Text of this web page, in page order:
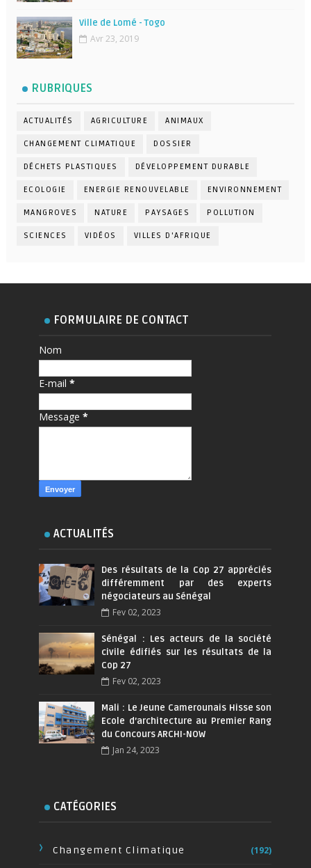
Ville de Lomé - Togo
Avr 23, 2019
RUBRIQUES
ACTUALITÉS AGRICULTURE ANIMAUX
CHANGEMENT CLIMATIQUE DOSSIER
DÉCHETS PLASTIQUES DÉVELOPPEMENT DURABLE
ECOLOGIE ENERGIE RENOUVELABLE ENVIRONNEMENT
MANGROVES NATURE PAYSAGES POLLUTION
SCIENCES VIDÉOS VILLES D'AFRIQUE
FORMULAIRE DE CONTACT
Nom
E-mail*
Message*
ACTUALITÉS
Des résultats de la Cop 27 appréciés
différemment par des experts
négociateurs au Sénégal
Fev 02, 2023
Sénégal : Les acteurs de la société
civile édifiés sur les résultats de la
Cop 27
Fev 02, 2023
Mali : Le Jeune Camerounais Hisse son
Ecole d’architecture au Premier Rang
du Concours ARCHI-NOW
Jan 24, 2023
CATÉGORIES
Changement Climatique (192)